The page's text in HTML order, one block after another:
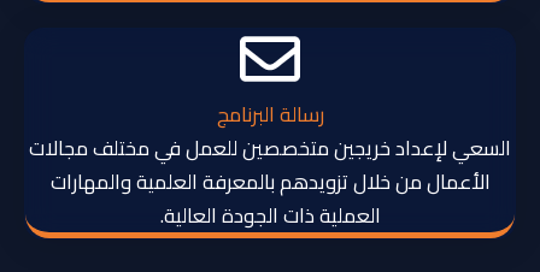
رسالة البرنامج
السعي لإعداد خريجين متخصصين للعمل في مختلف مجالات
الأعمال من خلال تزويدهم بالمعرفة العلمية والمهارات
العملية ذات الجودة العالية.